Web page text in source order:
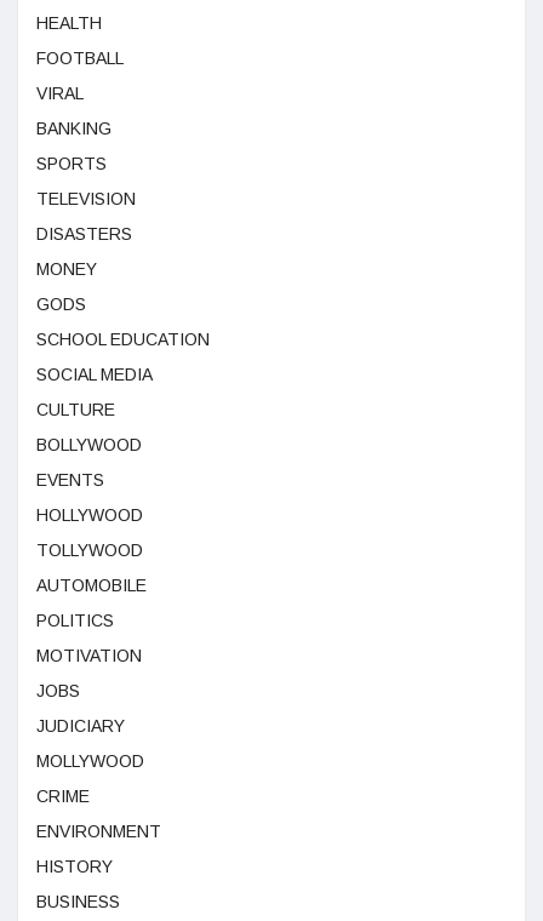
HEALTH
FOOTBALL
VIRAL
BANKING
SPORTS
TELEVISION
DISASTERS
MONEY
GODS
SCHOOL EDUCATION
SOCIAL MEDIA
CULTURE
BOLLYWOOD
EVENTS
HOLLYWOOD
TOLLYWOOD
AUTOMOBILE
POLITICS
MOTIVATION
JOBS
JUDICIARY
MOLLYWOOD
CRIME
ENVIRONMENT
HISTORY
BUSINESS